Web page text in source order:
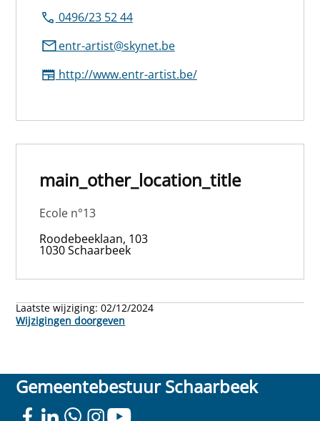
0496/23 52 44
entr-artist@skynet.be
http://www.entr-artist.be/
main_other_location_title
Ecole n°13
Roodebeeklaan, 103
1030 Schaarbeek
Laatste wijziging:02/12/2024
Wijzigingen doorgeven
Gemeentebestuur Schaarbeek